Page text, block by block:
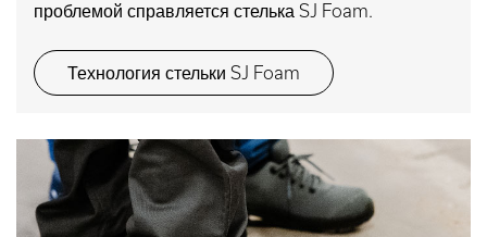
проблемой справляется стелька SJ Foam.
Технология стельки SJ Foam